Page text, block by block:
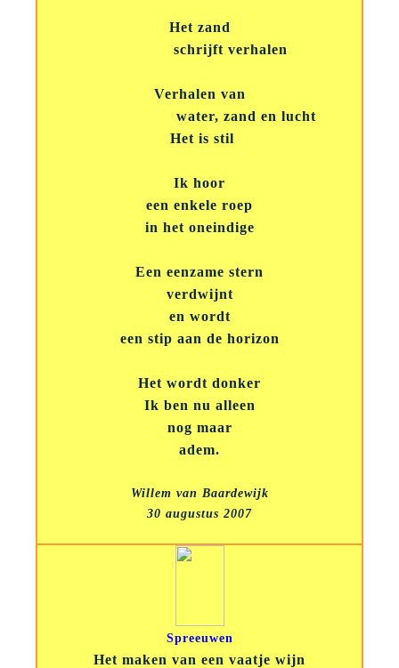
Het zand
schrijft verhalen
Verhalen van
water, zand en lucht
Het is stil
Ik hoor
een enkele roep
in het oneindige
Een eenzame stern
verdwijnt
en wordt
een stip aan de horizon
Het wordt donker
Ik ben nu alleen
nog maar
adem.
Willem van Baardewijk
30 augustus 2007
Spreeuwen
Het maken van een vaatje wijn